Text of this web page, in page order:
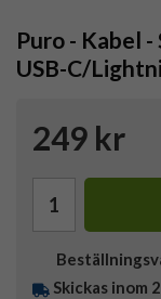
Puro - Kabel -
USB-C/
249 kr
Skickas inom